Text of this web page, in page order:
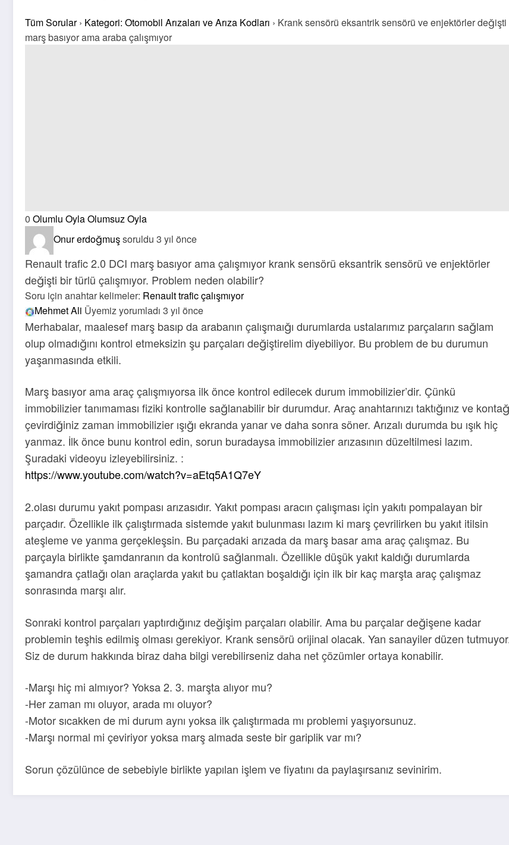
Tüm Sorular› Kategori: Otomobil Arızaları ve Arıza Kodları › Krank sensörü eksantrik sensörü ve enjektörler değişti
marş basıyor ama araba çalışmıyor
0 Olumlu OylaOlumsuz Oyla
Onur erdoğmuşsoruldu 3 yıl önce
Renault trafic 2.0 DCI marş basıyor ama çalışmıyor krank sensörü eksantrik sensörü ve enjektörler
değişti bir türlü çalışmıyor. Problem neden olabilir?
Soru için anahtar kelimeler: Renault trafic çalışmıyor
Mehmet Ali Üyemizyorumladı 3 yıl önce
Merhabalar, maalesef marş basıp da arabanın çalışmaığı durumlarda ustalarımız parçaların sağlam
olup olmadığını kontrol etmeksizin şu parçaları değiştirelim diyebiliyor. Bu problem de bu durumun
yaşanmasında etkili.
Marş basıyor ama araç çalışmıyorsa ilk önce kontrol edilecek durum immobilizier’dir. Çünkü
immobilizier tanımaması fiziki kontrolle sağlanabilir bir durumdur. Araç anahtarınızı taktığınız ve
çevirdiğiniz zaman immobilizier ışığı ekranda yanar ve daha sonra söner. Arızalı durumda bu ışık hiç
yanmaz. İlk önce bunu kontrol edin, sorun buradaysa immobilizier arızasının düzeltilmesi lazım.
Şuradaki videoyu izleyebilirsiniz. :
https://www.youtube.com/watch?v=aEtq5A1Q7eY
2.olası durumu yakıt pompası arızasıdır. Yakıt pompası aracın çalışması için yakıtı pompalayan bir
parçadır. Özellikle ilk çalıştırmada sistemde yakıt bulunması lazım ki marş çevrilirken bu yakıt itilsin
ateşleme ve yanma gerçekleşsin. Bu parçadaki arızada da marş basar ama araç çalışmaz. Bu
parçayla birlikte şamdanranın da kontrolü sağlanmalı. Özellikle düşük yakıt kaldığı durumlarda
şamandra çatlağı olan araçlarda yakıt bu çatlaktan boşaldığı için ilk bir kaç marşta araç çalışmaz
sonrasında marşı alır.
Sonraki kontrol parçaları yaptırdığınız değişim parçaları olabilir. Ama bu parçalar değişene kadar
problemin teşhis edilmiş olması gerekiyor. Krank sensörü orijinal olacak. Yan sanayiler düzen
Siz de durum hakkında biraz daha bilgi verebilirseniz daha net çözümler ortaya konabilir.
-Marşı hiç mi almıyor? Yoksa 2. 3. marşta alıyor mu?
-Her zaman mı oluyor, arada mı oluyor?
-Motor sıcakken de mi durum aynı yoksa ilk çalıştırmada mı problemi yaşıyorsunuz.
-Marşı normal mi çeviriyor yoksa marş almada seste bir gariplik var mı?
Sorun çözülünce de sebebiyle birlikte yapılan işlem ve fiyatını da paylaşırsanız sevinirim.